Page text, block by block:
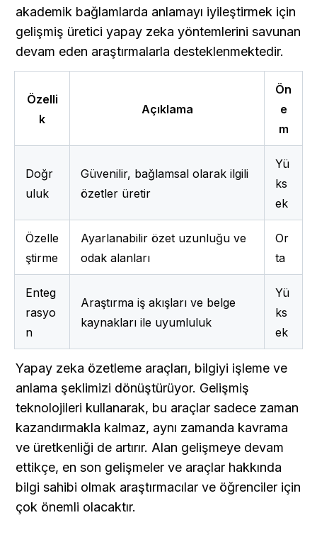
akademik bağlamlarda anlamayı iyileştirmek için
gelişmiş üretici yapay zeka yöntemlerini savunan
devam eden araştırmalarla desteklenmektedir.
Özelli
k
Açıklama
Ön
e
m
Doğr
uluk
Güvenilir, bağlamsal olarak ilgili
özetler üretir
Yü
ks
ek
Özelle
ştirme
Ayarlanabilir özet uzunluğu ve
odak alanları
Or
ta
Enteg
rasyo
n
Araştırma iş akışları ve belge
kaynakları ile uyumluluk
Yü
ks
ek
Yapay zeka özetleme araçları, bilgiyi işleme ve
anlama şeklimizi dönüştürüyor. Gelişmiş
teknolojileri kullanarak, bu araçlar sadece zaman
kazandırmakla kalmaz, aynı zamanda kavrama
ve üretkenliği de artırır. Alan gelişmeye devam
ettikçe, en son gelişmeler ve araçlar hakkında
bilgi sahibi olmak araştırmacılar ve öğrenciler için
çok önemli olacaktır.